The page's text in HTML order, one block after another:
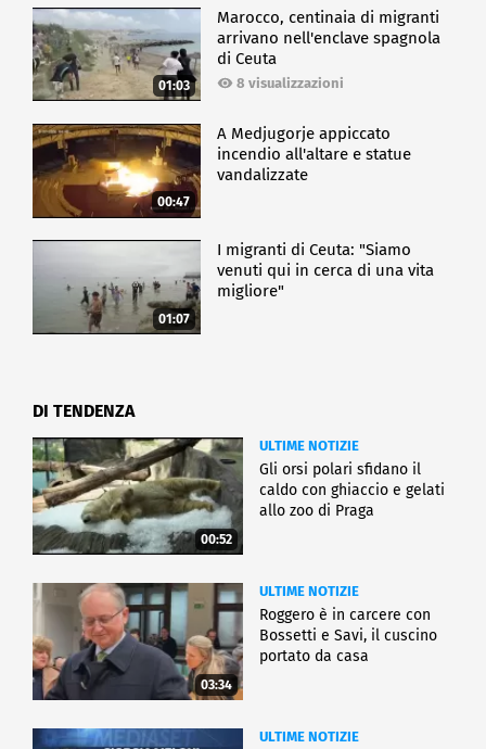
01:03
Marocco, centinaia di migranti
arrivano nell'enclave spagnola
di Ceuta
8 visualizzazioni
00:47
A Medjugorje appiccato
incendio all'altare e statue
vandalizzate
01:07
I migranti di Ceuta: "Siamo
venuti qui in cerca di una vita
migliore"
DI TENDENZA
00:52
ULTIME NOTIZIE
Gli orsi polari sfidano il
caldo con ghiaccio e gelati
allo zoo di Praga
03:34
ULTIME NOTIZIE
Roggero è in carcere con
Bossetti e Savi, il cuscino
portato da casa
ULTIME NOTIZIE